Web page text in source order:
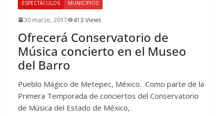
ESPECTÁCULOS MUNICIPIOS
30 marzo, 2017 413 Views
Ofrecerá Conservatorio de
Música concierto en el Museo
del Barro
Pueblo Mágico de Metepec, México. Como parte de la
Primera Temporada de conciertos del Conservatorio
de Música del Estado de México,